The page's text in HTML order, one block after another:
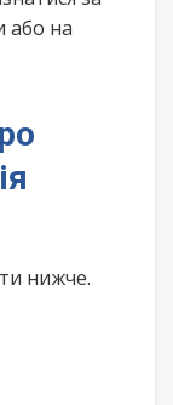
або на
нижче.